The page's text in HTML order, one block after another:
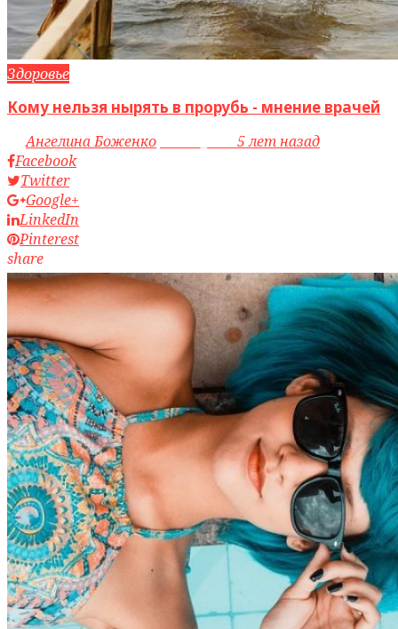
Здоровье
Кому нельзя нырять в прорубь - мнение врачей
byАнгелина Боженко
5 лет назад
Facebook
Twitter
Google+
LinkedIn
Pinterest
share